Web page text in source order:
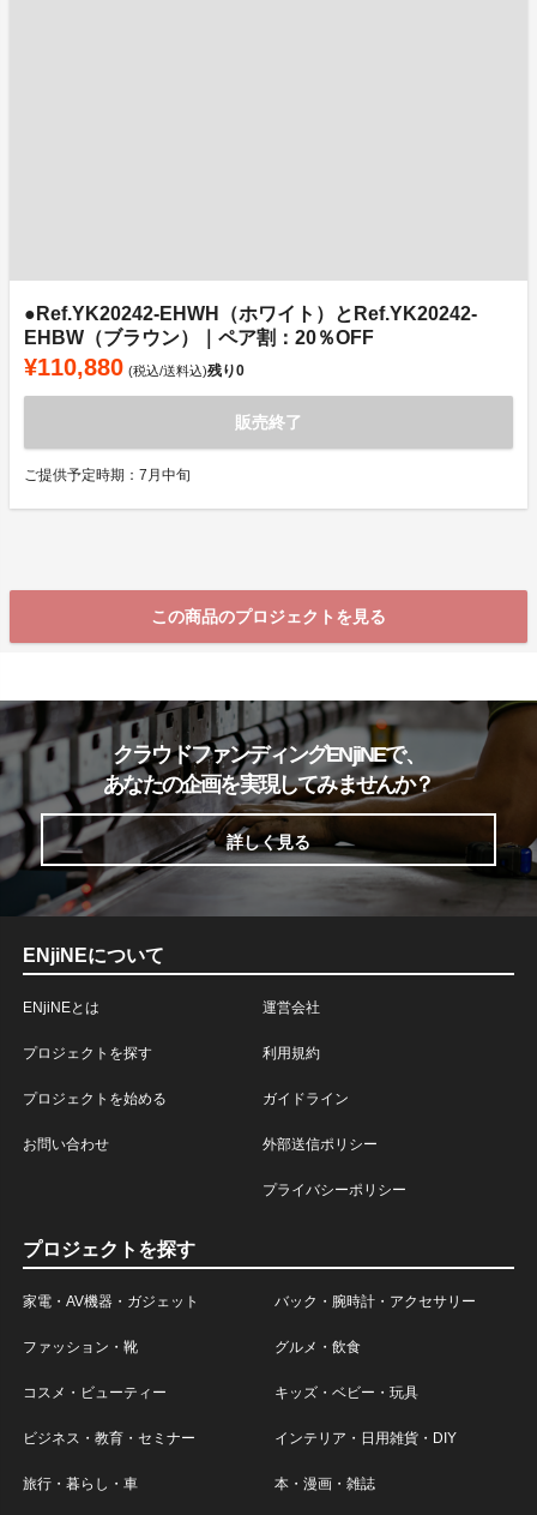
●Ref.YK20242-EHWH（ホワイト）とRef.YK20242-
EHBW（ブラウン）｜ペア割：20％OFF
¥110,880 (税込/送料込)残り0
販売終了
ご提供予定時期：7月中旬
この商品のプロジェクトを見る
クラウドファンディングENjiNEで、
あなたの企画を実現してみませんか？
詳しく見る
ENjiNEについて
ENjiNEとは
プロジェクトを探す
プロジェクトを始める
お問い合わせ
運営会社
利用規約
ガイドライン
外部送信ポリシー
プライバシーポリシー
プロジェクトを探す
家電・AV機器・ガジェット バック・腕時計・アクセサリー
ファッション・靴 グルメ・飲食
コスメ・ビューティー キッズ・ベビー・玩具
ビジネス・教育・セミナー インテリア・日用雑貨・DIY
旅行・暮らし・車 本・漫画・雑誌